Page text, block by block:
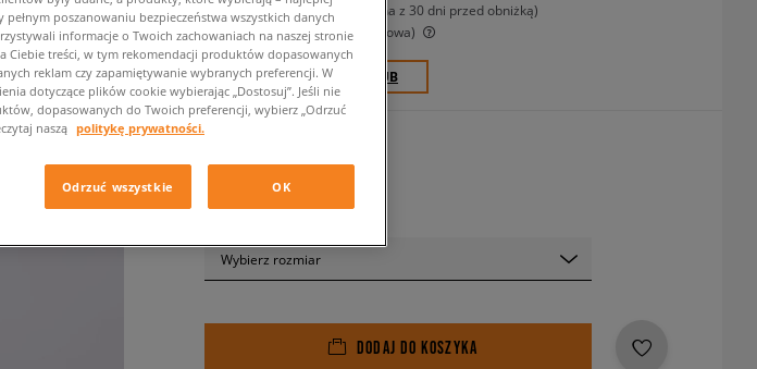
249,99 zł
-12%
(najniższa cena z 30 dni przed obniżką)
299,99 zł -27% (Cena początkowa)
✛ 220 PKT. W SIZEERCLUB
Wybierz rozmiar
DODAJ DO KOSZYKA
poszanowaniu bezpieczeństwa wszystkich danych
informacje o Twoich zachowaniach na naszej stronie
Ciebie treści, w tym rekomendacji produktów dopasowanych
reklam czy zapamiętywanie wybranych preferencji. W
dotyczące plików cookie wybierając „Dostosuj”. Jeśli nie
dopasowanych do Twoich preferencji, wybierz „Odrzuć
naszą politykę prywatności.
Odrzuć wszystkie OK